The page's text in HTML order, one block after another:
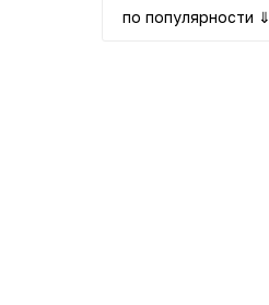
по популярности ⇓